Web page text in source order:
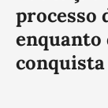
processo